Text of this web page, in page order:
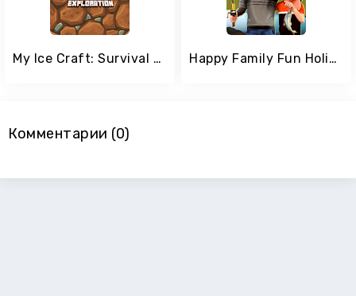
My Ice Craft: Survival & Exploration Happy Family Fun Holidays : Hillside Farm
Комментарии (0)